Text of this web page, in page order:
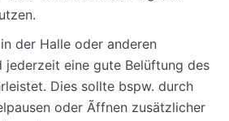
der Halle oder anderen
jederzeit eine gute Belüftung des
Dies sollte bspw. durch
oder Ãffnen zusätzlicher